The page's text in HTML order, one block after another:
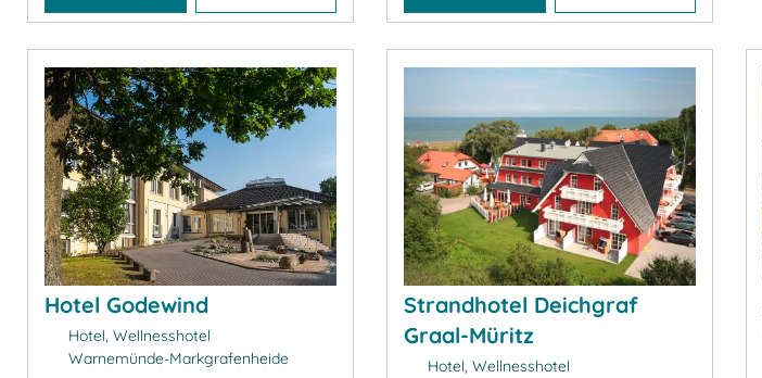
Hotel Godewind
Hotel, Wellnesshotel
Warnemünde-Markgrafenheide
Strandhotel Deichgraf
Graal-Müritz
Hotel, Wellnesshotel